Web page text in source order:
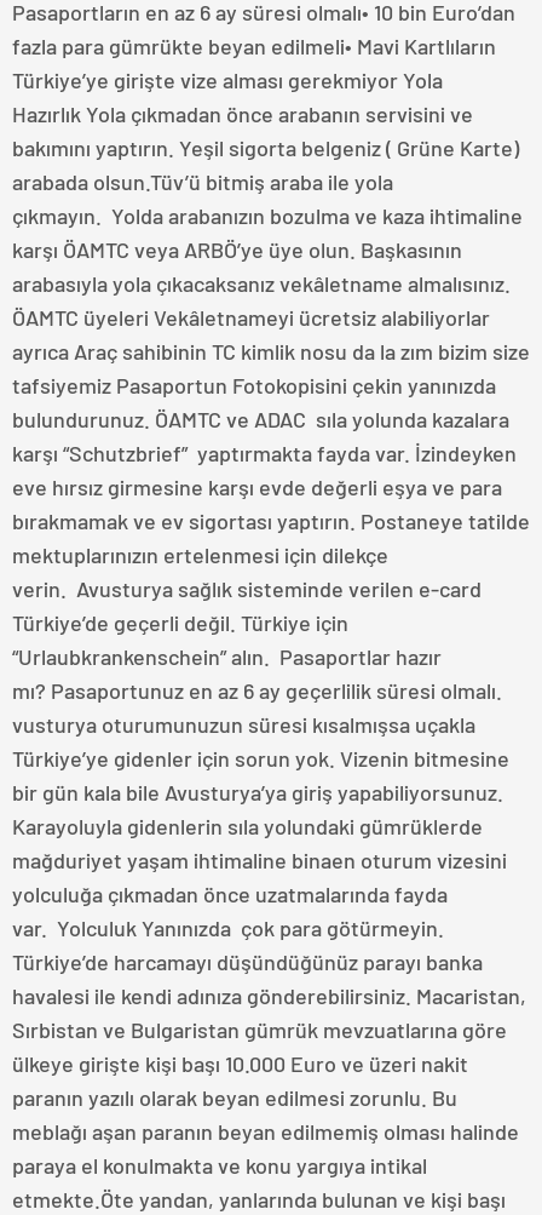
Pasaportların en az 6 ay süresi olmalı• 10 bin Euro’dan
fazla para gümrükte beyan edilmeli• Mavi Kartlıların
Türkiye’ye girişte vize alması gerekmiyor Yola
Hazırlık Yola çıkmadan önce arabanın servisini ve
bakımını yaptırın. Yeşil sigorta belgeniz ( Grüne Karte)
arabada olsun.Tüv’ü bitmiş araba ile yola
çıkmayın. Yolda arabanızın bozulma ve kaza ihtimaline
karşı ÖAMTC veya ARBÖ’ye üye olun. Başkasının
arabasıyla yola çıkacaksanız vekâletname almalısınız.
ÖAMTC üyeleri Vekâletnameyi ücretsiz alabiliyorlar
ayrıca Araç sahibinin TC kimlik nosu da la zım bizim size
tafsiyemiz Pasaportun Fotokopisini çekin yanınızda
bulundurunuz. ÖAMTC ve ADAC sıla yolunda kazalara
karşı “Schutzbrief” yaptırmakta fayda var. İzindeyken
eve hırsız girmesine karşı evde değerli eşya ve para
bırakmamak ve ev sigortası yaptırın. Postaneye tatilde
mektuplarınızın ertelenmesi için dilekçe
verin. Avusturya sağlık sisteminde verilen e-card
Türkiye’de geçerli değil. Türkiye için
“Urlaubkrankenschein” alın. Pasaportlar hazır
mı? Pasaportunuz en az 6 ay geçerlilik süresi olmalı.
vusturya oturumunuzun süresi kısalmışsa uçakla
Türkiye’ye gidenler için sorun yok. Vizenin bitmesine
bir gün kala bile Avusturya’ya giriş yapabiliyorsunuz.
Karayoluyla gidenlerin sıla yolundaki gümrüklerde
mağduriyet yaşam ihtimaline binaen oturum vizesini
yolculuğa çıkmadan önce uzatmalarında fayda
var. Yolculuk Yanınızda çok para götürmeyin.
Türkiye’de harcamayı düşündüğünüz parayı banka
havalesi ile kendi adınıza gönderebilirsiniz. Macaristan,
Sırbistan ve Bulgaristan gümrük mevzuatlarına göre
ülkeye girişte kişi başı 10.000 Euro ve üzeri nakit
paranın yazılı olarak beyan edilmesi zorunlu. Bu
meblağı aşan paranın beyan edilmemiş olması halinde
paraya el konulmakta ve konu yargıya intikal
etmekte.Öte yandan, yanlarında bulunan ve kişi başı